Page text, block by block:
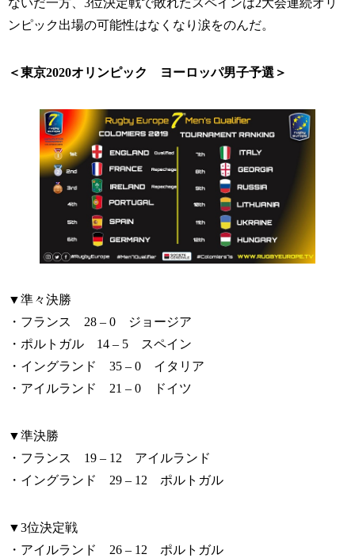
ないだ一方、3位決定戦で敗れたスペインは2大会連続オリ
ンピック出場の可能性はなくなり涙をのんだ。
＜東京2020オリンピック ヨーロッパ男子予選＞
▼準々決勝
・フランス 28 – 0 ジョージア
・ポルトガル 14 – 5 スペイン
・イングランド 35 – 0 イタリア
・アイルランド 21 – 0 ドイツ
▼準決勝
・フランス 19 – 12 アイルランド
・イングランド 29 – 12 ポルトガル
▼3位決定戦
・アイルランド 26 – 12 ポルトガル